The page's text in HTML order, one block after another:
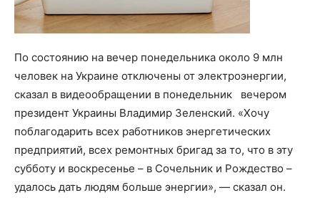
По состоянию на вечер понедельника около 9 млн
человек на Украине отключены от электроэнергии,
сказал в видеообращении в понедельник вечером
президент Украины Владимир Зеленский. «Хочу
поблагодарить всех работников энергетических
предприятий, всех ремонтных бригад за то, что в эту
субботу и воскресенье – в Сочельник и Рождество –
удалось дать людям больше энергии», — сказал он.